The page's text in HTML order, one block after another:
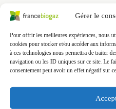
Gérer le
Pour offrir les meilleures expériences, nous
cookies pour stocker et/ou accéder aux
à ces technologies nous permettra de traiter
navigation ou les ID uniques sur ce site. Le
consentement peut avoir un effet négatif sur
JETZA GAZ et HOPLA
disponible ! 🎥 JETZA GAZ
NOUVELLE VIDÉO
Valorisation a le plaisir de
dernière vidéo, mettant
de méthanisation agricoles
et HOPLA GAZ.https://